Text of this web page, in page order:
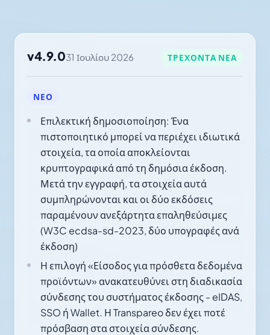
v4.9.031 Ιουλίου 2026 ΤΡΈΧΟΝΤΑ ΝΈΑ
ΝΈΟ
Επιλεκτική δημοσιοποίηση: Ένα
πιστοποιητικό μπορεί να περιέχει ιδιωτικά
στοιχεία, τα οποία αποκλείονται
κρυπτογραφικά από τη δημόσια έκδοση.
Μετά την εγγραφή, τα στοιχεία αυτά
συμπληρώνονται και οι δύο εκδόσεις
παραμένουν ανεξάρτητα επαληθεύσιμες
(W3C ecdsa-sd-2023, δύο υπογραφές ανά
έκδοση)
Η επιλογή «Είσοδος για πρόσθετα δεδομένα
προϊόντων» ανακατευθύνει στη διαδικασία
σύνδεσης του συστήματος έκδοσης - eIDAS,
SSO ή Wallet. Η Transpareo δεν έχει ποτέ
πρόσβαση στα στοιχεία σύνδεσης.